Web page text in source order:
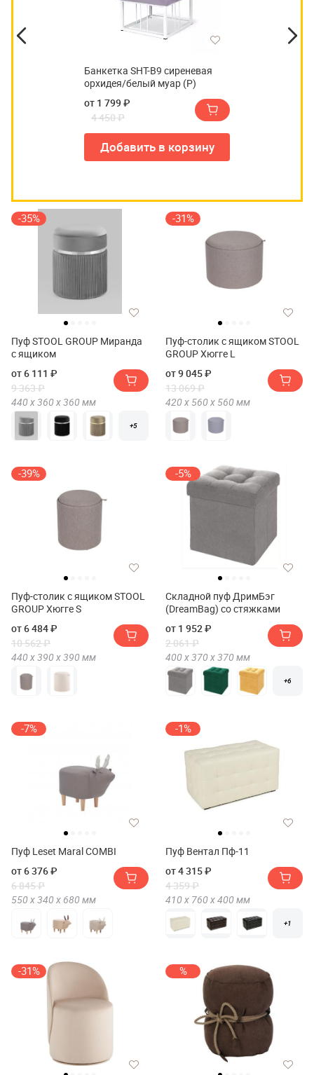
Банкетка SHT-B9 сиреневая
орхидея/белый муар (Р)
от 1 799 ₽
4 450 ₽
Добавить в корзину
-35%
Пуф STOOL GROUP Миранда
с ящиком
от 6 111 ₽
9 363 ₽
440 х360 х360 мм
+5
-31%
Пуф-столик с ящиком STOOL
GROUP Хюгге L
от 9 045 ₽
13 069 ₽
420 х 560 х 560 мм
-39%
Пуф-столик с ящиком STOOL
GROUP Хюгге S
от 6 484 ₽
10 562 ₽
440 х390 х390 мм
-5%
Складной пуф ДримБэг
(DreamBag) со стяжками
от 1 952 ₽
2 061 ₽
400 х370 х370 мм
+6
-7%
Пуф Leset Maral COMBI
от 6 376 ₽
6 845 ₽
550 х340 х 680 мм
-1%
Пуф Вентал Пф-11
от 4 315 ₽
4 359 ₽
410 х 760 х400 мм
+1
-31% %